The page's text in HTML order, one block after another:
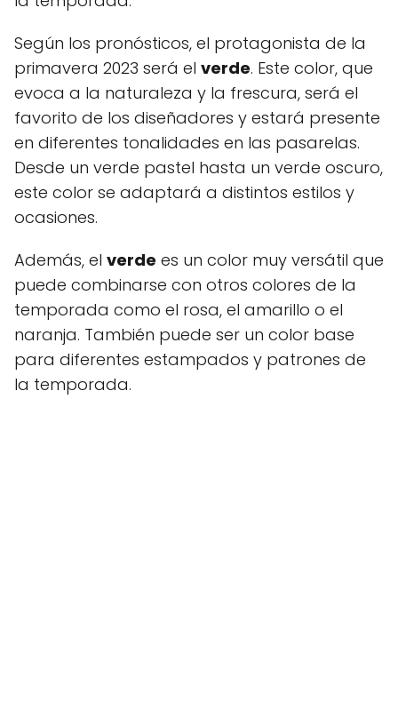
Según los pronósticos, el protagonista de la
primavera 2023 será el verde. Este color, que
evoca a la naturaleza y la frescura, será el
favorito de los diseñadores y estará presente
en diferentes tonalidades en las pasarelas.
Desde un verde pastel hasta un verde oscuro,
este color se adaptará a distintos estilos y
ocasiones.
Además, el verde es un color muy versátil que
puede combinarse con otros colores de la
temporada como el rosa, el amarillo o el
naranja. También puede ser un color base
para diferentes estampados y patrones de
la temporada.